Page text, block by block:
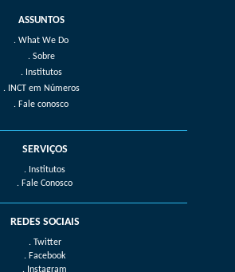
What We Do
Sobre
Institutos
INCT em Números
Fale conosco
SERVIÇOS
. Institutos
. Fale Conosco
REDES SOCIAIS
. Twitter
. Facebook
. Instagram